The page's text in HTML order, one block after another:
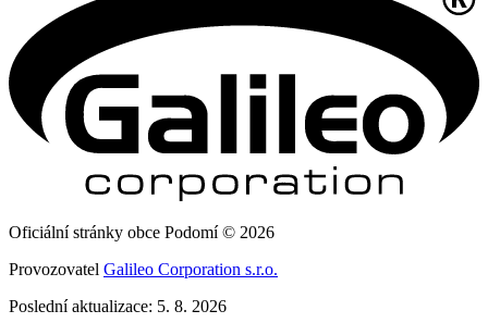
Oficiální stránky obce Podomí © 2026
Provozovatel Galileo Corporation s.r.o.
Poslední aktualizace: 5. 8. 2026